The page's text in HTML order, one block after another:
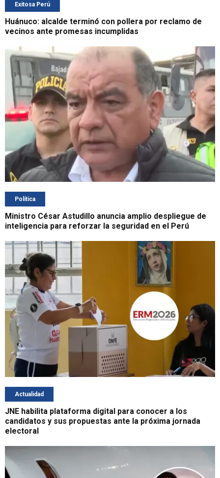
Exitosa Perú
Huánuco: alcalde terminó con pollera por reclamo de
vecinos ante promesas incumplidas
Política
Ministro César Astudillo anuncia amplio despliegue de
inteligencia para reforzar la seguridad en el Perú
Actualidad
JNE habilita plataforma digital para conocer a los
candidatos y sus propuestas ante la próxima jornada
electoral